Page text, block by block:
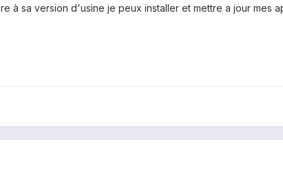
à sa version d'usine je peux installer et mettre a jour mes